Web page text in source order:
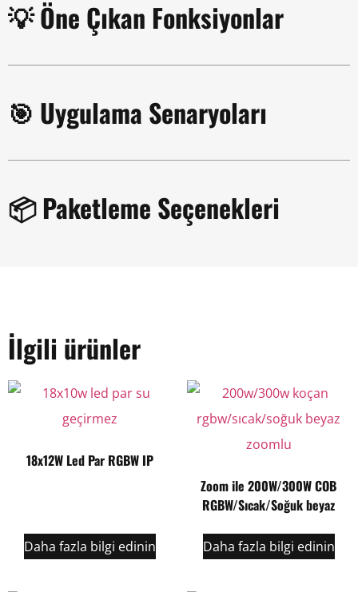
💡 Öne Çıkan Fonksiyonlar
🎯 Uygulama Senaryoları
📦 Paketleme Seçenekleri
İlgili ürünler
18x12W Led Par RGBW IP
Daha fazla bilgi edinin
Zoom ile 200W/300W COB
RGBW/Sıcak/Soğuk beyaz
Daha fazla bilgi edinin